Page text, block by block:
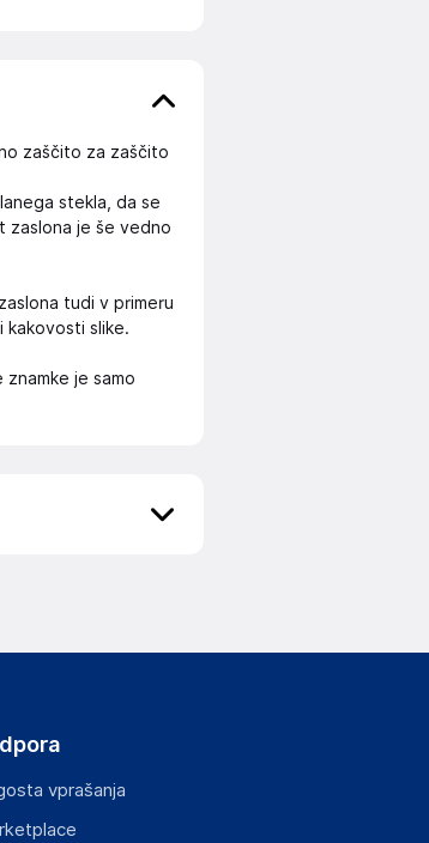
zaščito za zaščito
stekla, da se
zaslona je še vedno
tudi v primeru
kakovosti slike.
je samo
varnostne
vprašanja